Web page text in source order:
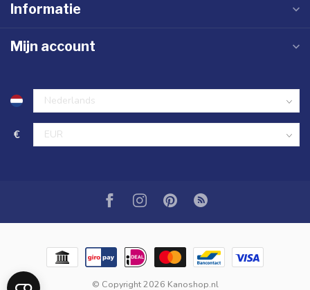
Informatie
Mijn account
€
© Copyright 2026 Kanoshop.nl